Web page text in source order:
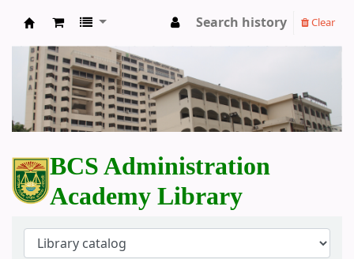
BCS Administration Academy Library
Search history Clear
BCS Administration
Academy Library